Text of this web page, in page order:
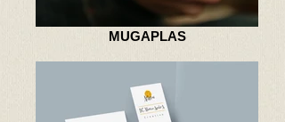
MUGAPLAS